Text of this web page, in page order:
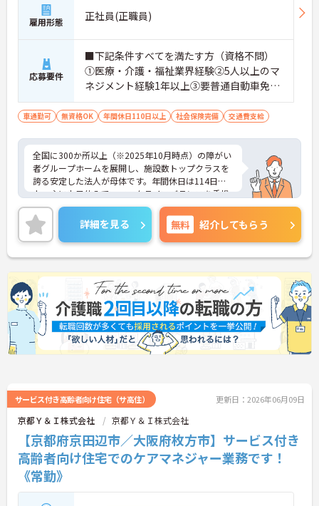
雇用形態 正社員(正職員)
応募要件
■下記条件すべてを満たす方（資格不問）
①医療・介護・福祉業界経験②5人以上のマ
ネジメント経験1年以上③要普通自動車免許
（AT限定可）※介護業界に関する有資格者
（介護職員初任者研修、介護福祉士な
祉経験歓迎
車通勤可 無資格OK 年間休日110日以上 社会保険完備 交通費支給
全国に300か所以上（※2025年10月時点）の障がい
者グループホームを展開し、施設数トップクラスを
誇る安定した法人が母体です。年間休日は114日以
上、主に土日休みで、ワークライフバランスを重視
した働き方が可能です。産前産後・育児休暇制度も
あり、子育て世代も安心して働ける環境が整ってい
ます。一般社員研修や外部勉強会受講支援制度など
を通じて着実にスキルアップもできます。チームを
まとめ、メンバーの成長を後押しすることにやりが
いを感じる方、新しい挑戦に意欲的な方にぴったり
の職場です。ご興味のある方は詳細等をお伝えしま
すので、お気軽にお問い合わせください。
詳細を見る 無料 紹介してもらう
サービス付き高齢者向け住宅（サ高住） 更新日：2026年06月09日
京都Ｙ＆Ｉ株式会社 京都Ｙ＆Ｉ株式会社
【京都府京田辺市／大阪府枚方市】サービス付き
高齢者向け住宅でのケアマネジャー業務です！
《常勤》